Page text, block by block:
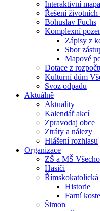
Interaktivní mapa
Řešení životních
Bohuslav Fuchs
Komplexní
Zápisy z
Sbor
Mapové
Dotace z
Kulturní dům
Svoz odpadu
Aktuálně
Aktuality
Kalendář akcí
Zpravodaj obce
Ztráty a nálezy
Hlášení rozhlasu
Organizace
ZŠ a MŠ
Hasiči
Historie
Farní
Šimon